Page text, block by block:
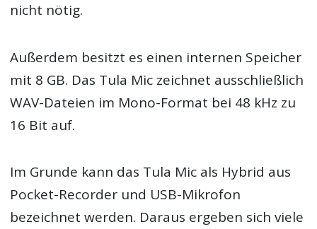
nicht nötig.
Außerdem besitzt es einen internen Speicher
mit 8 GB. Das Tula Mic zeichnet ausschließlich
WAV-Dateien im Mono-Format bei 48 kHz zu
16 Bit auf.
Im Grunde kann das Tula Mic als Hybrid aus
Pocket-Recorder und USB-Mikrofon
bezeichnet werden. Daraus ergeben sich viele